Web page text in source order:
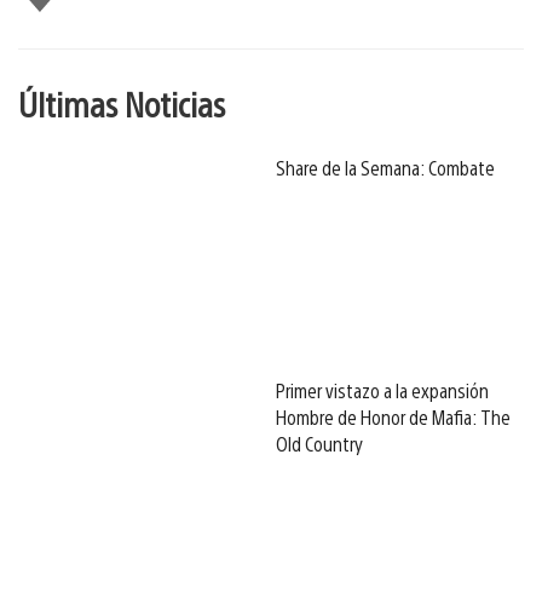
Últimas Noticias
Share de la Semana: Combate
Primer vistazo a la expansión
Hombre de Honor de Mafia: The
Old Country